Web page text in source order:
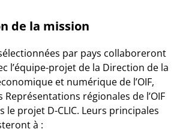
de la mission
par pays collaboreront
l’équipe-projet de la Direction de la
et numérique de l’OIF,
Représentations régionales de l’OIF
le projet D-CLIC. Leurs principales
à :